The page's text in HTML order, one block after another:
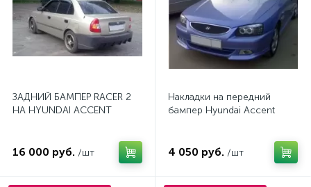
ЗАДНИЙ БАМПЕР RACER 2
НА HYUNDAI ACCENT
16 000 руб. /шт
Накладки на передний
бампер Hyundai Accent
4 050 руб. /шт